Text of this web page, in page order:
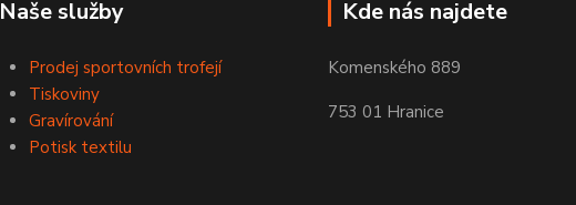
Naše služby
Prodej sportovních trofejí
Tiskoviny
Gravírování
Potisk textilu
Kde nás najdete
Komenského 889
753 01 Hranice